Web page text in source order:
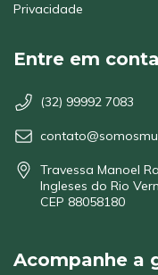
Privacidade
Entre em
(32) 99992 7083
Travessa Manoel
Ingleses do Rio
CEP 88058180
Acompanhe a